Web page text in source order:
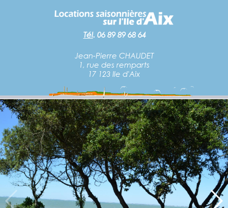
Tél. 06 89 89 68 64
Jean-Pierre CHAUDET
1, rue des remparts
17 123 Ile d'Aix